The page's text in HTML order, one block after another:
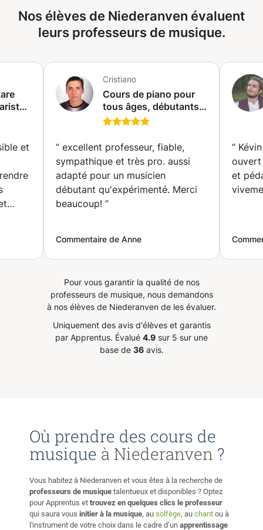
Nos élèves de Niederanven évaluent
leurs professeurs de musique.
et
Cristiano
Cours de piano pour
tous âges, débutants
et confirmés
“ excellent professeur, fiable,
sympathique et très pro. aussi
adapté pour un musicien
débutant qu'expérimenté. Merci
beaucoup! ”
Commentaire de Anne
“
ouvert
et
Pour vous garantir la qualité de nos
professeurs de musique, nous demandons
à nos élèves de Niederanven de les évaluer.
Uniquement des avis d'élèves et garantis
par Apprentus. Évalué 4.9 sur 5 sur une
base de 36avis.
Où prendre des cours de
musique à Niederanven ?
Vous habitez à Niederanven et vous êtes à la recherche de
professeurs de musique talentueux et disponibles ? Optez
pour Apprentus et trouvez en quelques clics le professeur
qui saura vous initier à la musique, au solfège, au chant ou à
l'instrument de votre choix dans le cadre d’un apprentissage